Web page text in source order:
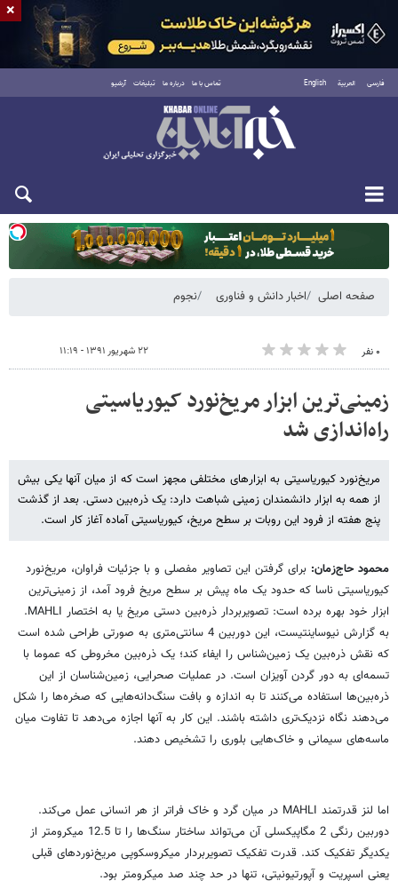
فارسی العربية English تماس با ما درباره ما تبلیغات آرشیو
یکشنبه ۱۸ مرداد ۱۴۰۵
صفحه اصلی اخبار دانش و فناوری نجوم
۰ نفر ۲۲ شهریور ۱۳۹۱ - ۱۱:۱۹
زمینی‌ترین ابزار مریخ‌نورد کیوریاسیتی
راه‌اندازی شد
مریخ‌نورد کیوریاسیتی به ابزارهای مختلفی مجهز است که از میان آنها یکی بیش
از همه به ابزار دانشمندان زمینی شباهت دارد: یک ذره‌بین دستی. بعد از گذشت
پنج هفته از فرود این روبات بر سطح مریخ، کیوریاسیتی آماده آغاز کار است.
محمود حاج‌زمان: برای گرفتن این تصاویر مفصلی و با جزئیات فراوان، مریخ‌نورد
کیوریاسیتی ناسا که حدود یک ماه پیش بر سطح مریخ فرود آمد، از زمینی‌ترین
ابزار خود بهره برده است: تصویربردار ذره‌بین دستی مریخ یا به اختصار MAHLI.
به گزارش نیوساینتیست، این دوربین 4 سانتی‌متری به صورتی طراحی شده است
که نقش ذره‌بین یک زمین‌شناس را ایفاء کند؛ یک ذره‌بین مخروطی که عموما با
تسمه‌ای به دور گردن آویزان است. در عملیات صحرایی، زمین‌شناسان از این
ذره‌بین‌ها استفاده می‌کنند تا به اندازه و بافت سنگ‌دانه‌هایی که صخره‌ها را شکل
می‌دهند نگاه نزدیک‌تری داشته باشند. این کار به آنها اجازه می‌دهد تا تفاوت میان
ماسه‌های سیمانی و خاک‌هایی بلوری را تشخیص دهند.
اما لنز قدرتمند MAHLI در میان گرد و خاک فراتر از هر انسانی عمل می‌کند.
دوربین رنگی 2 مگاپیکسلی آن می‌تواند ساختار سنگ‌ها را تا 12.5 میکرومتر از
یکدیگر تفکیک کند. قدرت تفکیک تصویربردار میکروسکوپی مریخ‌نوردهای قبلی
یعنی اسپریت و آپورتیونیتی، تنها در حد چند صد میکرومتر بود.
×